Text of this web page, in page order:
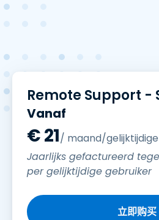
Remote Support -
Vanaf
€21/ maand/
Jaarlijks gefactureerd
per gelijktijdige gebruiker
立即购买